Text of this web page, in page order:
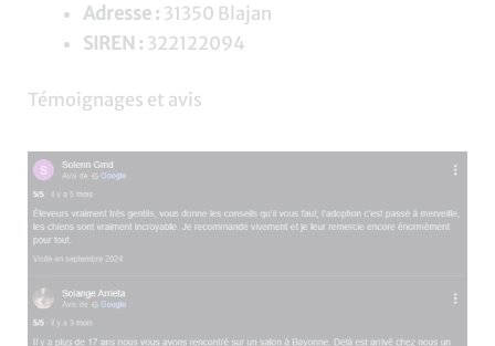
Adresse : 31350 Blajan
SIREN : 322122094
Témoignages et avis